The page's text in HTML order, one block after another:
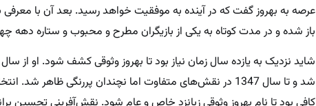
عرصه به بهروز گفت که در آینده به موفقیت خواهد رسید.‌ بعد آن با معرفی
باز شده و در مدت کوتاه به یکی از بازیگران مطرح و محبوب و ستاره دهه
شد و تا سال 1347 در نقش‌های متفاوت اما نچندان پررنگی